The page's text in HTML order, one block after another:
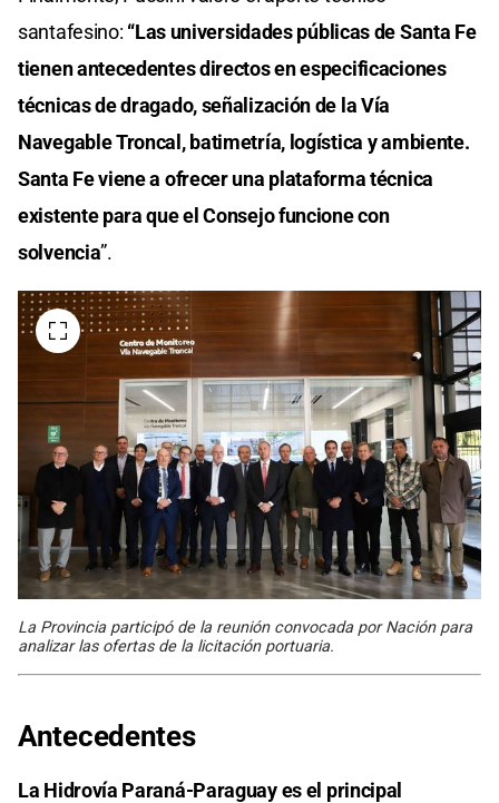
santafesino: “Las universidades públicas de Santa Fe
tienen antecedentes directos en especificaciones
técnicas de dragado, señalización de la Vía
Navegable Troncal, batimetría, logística y ambiente.
Santa Fe viene a ofrecer una plataforma técnica
existente para que el Consejo funcione con
solvencia”.
La Provincia participó de la reunión convocada por Nación para
analizar las ofertas de la licitación portuaria.
Antecedentes
La Hidrovía Paraná-Paraguay es el principal